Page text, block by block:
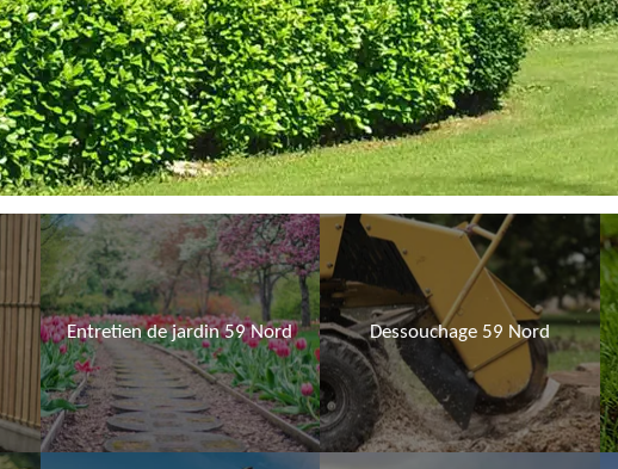
Entretien de jardin 59 Nord Dessouchage 59 Nord